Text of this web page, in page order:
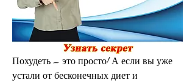
Похудеть – это просто! А если вы уже
устали от бесконечных диет и